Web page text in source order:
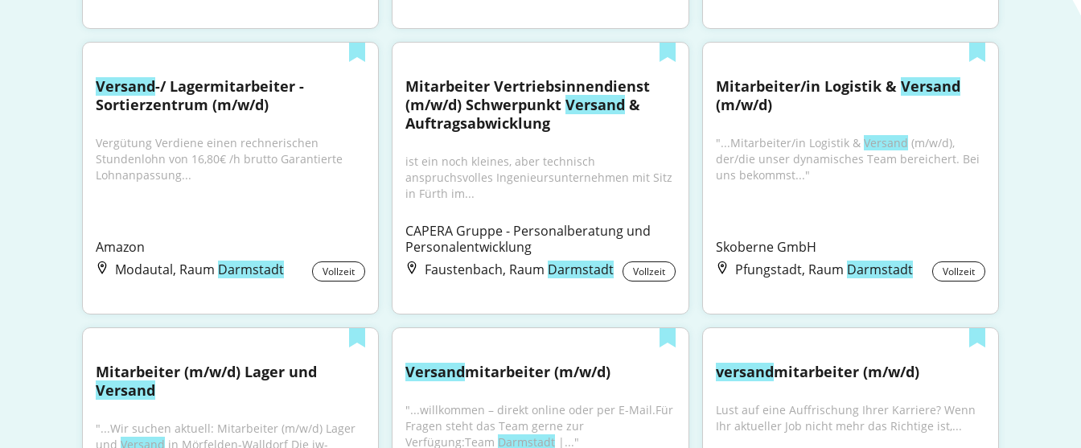
Versand-/ Lagermitarbeiter -
Sortierzentrum (m/w/d)
Vergütung Verdiene einen rechnerischen
Stundenlohn von 16,80€ /h brutto Garantierte
Lohnanpassung...
Amazon
Modautal, Raum Darmstadt Vollzeit
Mitarbeiter Vertriebsinnendienst
(m/w/d) Schwerpunkt Versand &
Auftragsabwicklung
ist ein noch kleines, aber technisch
anspruchsvolles Ingenieursunternehmen mit Sitz
in Fürth im...
CAPERA Gruppe - Personalberatung und
Personalentwicklung
Faustenbach, Raum Darmstadt Vollzeit
Mitarbeiter/in Logistik & Versand
(m/w/d)
"...Mitarbeiter/in Logistik & Versand (m/w/d),
der/die unser dynamisches Team bereichert. Bei
uns bekommst..."
Skoberne GmbH
Pfungstadt, Raum Darmstadt Vollzeit
Versand
"...Wir suchen aktuell: Mitarbeiter (m/w/d) Lager
und Versand in Mörfelden-Walldorf Die iw-
Versandmitarbeiter (m/w/d)
"...willkommen – direkt online oder per E-Mail.Für
Fragen steht das Team gerne zur
Verfügung:Team Darmstadt |..."
versandmitarbeiter (m/w/d)
Lust auf eine Auffrischung Ihrer Karriere? Wenn
Ihr aktueller Job nicht mehr das Richtige ist,...